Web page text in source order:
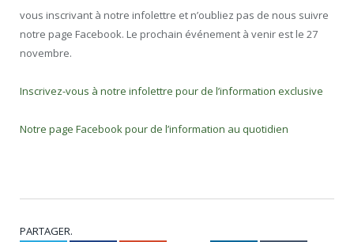
vous inscrivant à notre infolettre et n’oubliez pas de nous suivre
notre page Facebook. Le prochain événement à venir est le 27
novembre.
Inscrivez-vous à notre infolettre pour de l’information exclusive
Notre page Facebook pour de l’information au quotidien
PARTAGER.